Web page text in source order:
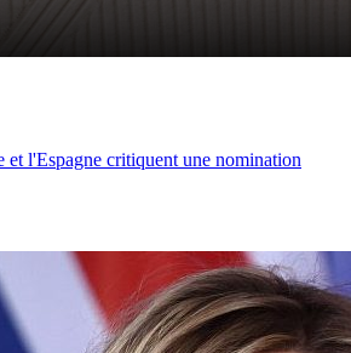
l'Espagne critiquent une nomination